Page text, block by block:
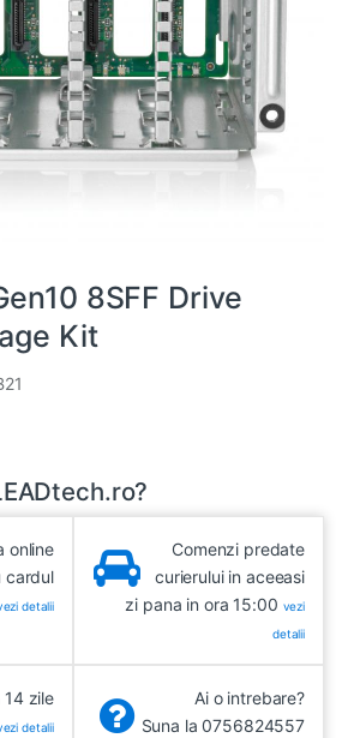
8SFF Drive
Kit
online
cardul
detalii
Comenzi predate
curierului in aceeasi
zi pana in ora 15:00 vezi
detalii
14 zile
detalii
Ai o intrebare?
Suna la 0756824557